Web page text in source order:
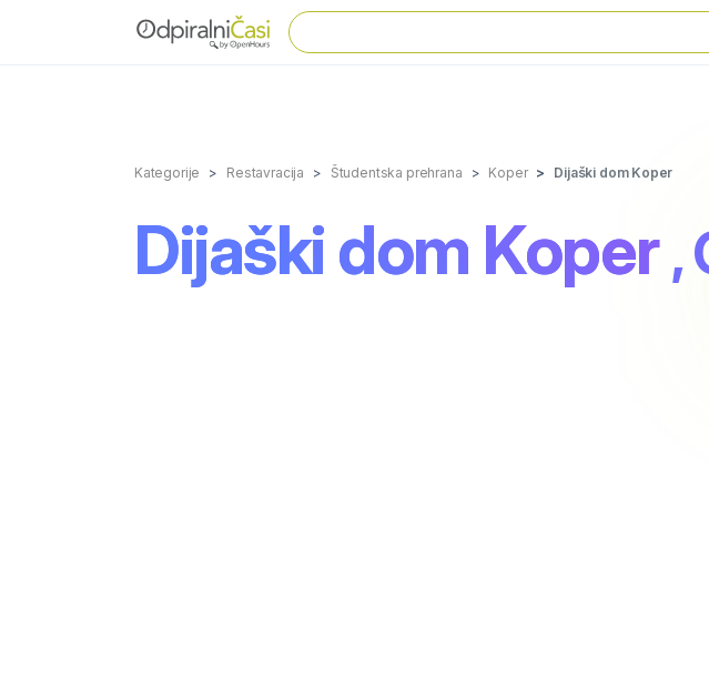
Kategorije Restavracija Študentska prehrana Koper Dijaški dom Koper
Dijaški dom Koper ,